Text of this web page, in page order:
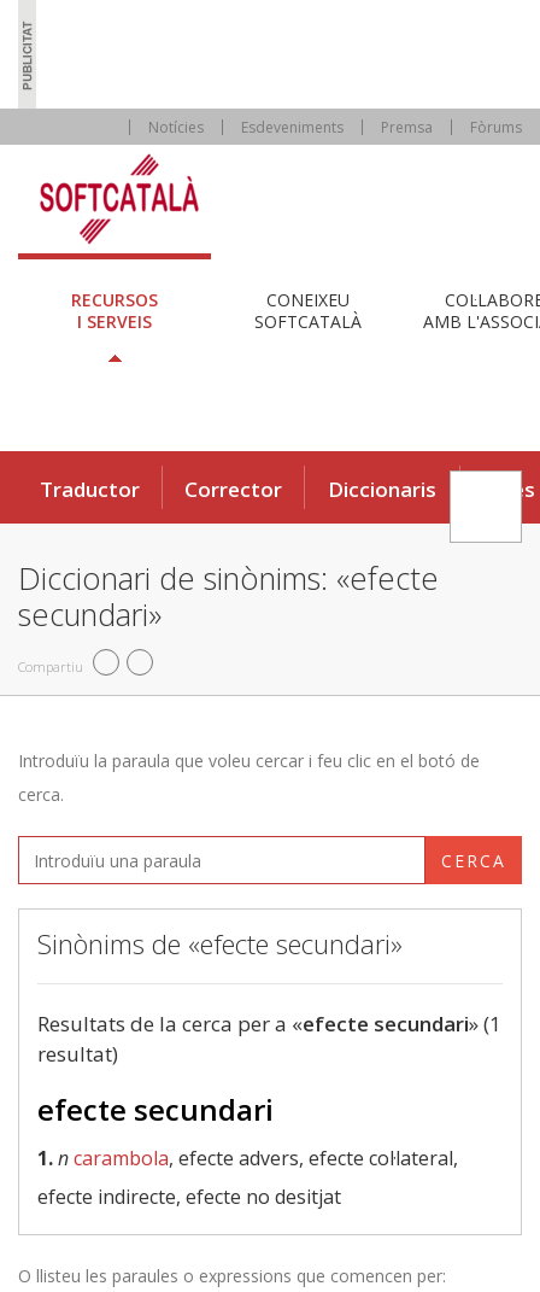
Notícies Esdeveniments Premsa Fòrums
RECURSOS
I SERVEIS
CONEIXEU
SOFTCATALÀ
AMB
Traductor Corrector Diccionaris Eines
Diccionari de sinònims: «efecte
secundari»
Compartiu
Introduïu la paraula que voleu cercar i feu clic en el botó de
cerca.
CERCA
Sinònims de «efecte secundari»
Resultats de la cerca per a «efecte secundari» (1
resultat)
efecte secundari
1.ncarambola, efecte advers, efecte col·lateral,
efecte indirecte, efecte no desitjat
O llisteu les paraules o expressions que comencen per: